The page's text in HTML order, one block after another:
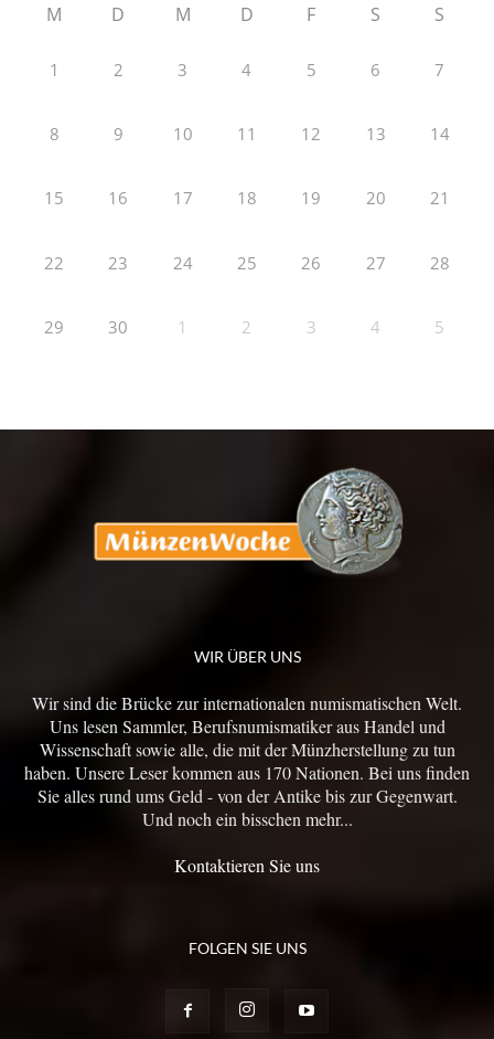
M D M D F S S
1 2 3 4 5 6 7
8 9 10 11 12 13 14
15 16 17 18 19 20 21
22 23 24 25 26 27 28
29 30 1 2 3 4 5
WIR ÜBER UNS
Wir sind die Brücke zur internationalen numismatischen Welt.
Uns lesen Sammler, Berufsnumismatiker aus Handel und
Wissenschaft sowie alle, die mit der Münzherstellung zu tun
haben. Unsere Leser kommen aus 170 Nationen. Bei uns finden
Sie alles rund ums Geld - von der Antike bis zur Gegenwart.
Und noch ein bisschen mehr...
Kontaktieren Sie uns
FOLGEN SIE UNS